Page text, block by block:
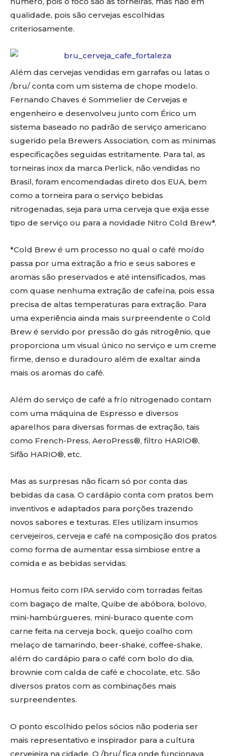
qualidade, pois são cervejas escolhidas
criteriosamente.
Além das cervejas vendidas em garrafas ou latas o
/bru/ conta com um sistema de chope modelo.
Fernando Chaves é Sommelier de Cervejas e
engenheiro e desenvolveu junto com Érico um
sistema baseado no padrão de serviço americano
sugerido pela Brewers Association, com as mínimas
especificações seguidas estritamente. Para tal, as
torneiras inox da marca Perlick, não vendidas no
Brasil, foram encomendadas direto dos EUA, bem
como a torneira para o serviço bebidas
nitrogenadas, seja para uma cerveja que exija esse
tipo de serviço ou para a novidade Nitro Cold Brew*.
*Cold Brew é um processo no qual o café moído
passa por uma extração a frio e seus sabores e
aromas são preservados e até intensificados, mas
com quase nenhuma extração de cafeína, pois essa
precisa de altas temperaturas para extração. Para
uma experiência ainda mais surpreendente o Cold
Brew é servido por pressão do gás nitrogênio, que
proporciona um visual único no serviço e um creme
firme, denso e duradouro além de exaltar ainda
mais os aromas do café.
Além do serviço de café a frío nitrogenado contam
com uma máquina de Espresso e diversos
aparelhos para diversas formas de extração, tais
como French-Press, AeroPress®, filtro HARIO®,
Sifão HARIO®, etc.
Mas as surpresas não ficam só por conta das
bebidas da casa. O cardápio conta com pratos bem
inventivos e adaptados para porções trazendo
novos sabores e texturas. Eles utilizam insumos
cervejeiros, cerveja e café na composição dos pratos
como forma de aumentar essa simbiose entre a
comida e as bebidas servidas.
Homus feito com IPA servido com torradas feitas
com bagaço de malte, Quibe de abóbora, bolovo,
mini-hambúrgueres, mini-buraco quente com
carne feita na cerveja bock, queijo coalho com
melaço de tamarindo, beer-shake, coffee-shake,
além do cardápio para o café com bolo do dia,
brownie com calda de café e chocolate, etc. São
diversos pratos com as combinações mais
surpreendentes.
O ponto escolhido pelos sócios não poderia ser
mais representativo e inspirador para a cultura
cervejeira na cidade. O /bru/ fica onde funcionava